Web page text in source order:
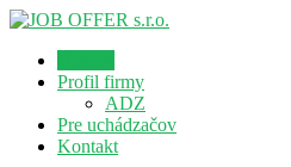
Profil firmy
ADZ
Pre uchádzačov
Kontakt